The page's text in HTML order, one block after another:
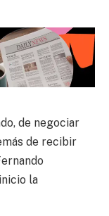
de negociar
de recibir
la